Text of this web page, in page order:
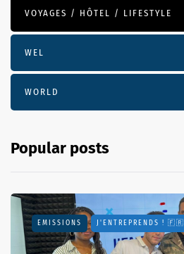
VOYAGES / HÔTEL / LIFESTYLE
WEL
WORLD
Popular posts
EMISSIONS J'ENTREPRENDS ! 🇫🇷